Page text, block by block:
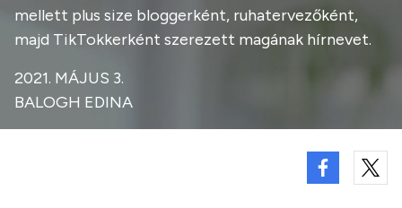
mellett plus size bloggerként, ruhatervezőként,
majd TikTokkerként szerezett magának hírnevet.
2021. MÁJUS 3.
BALOGH EDINA